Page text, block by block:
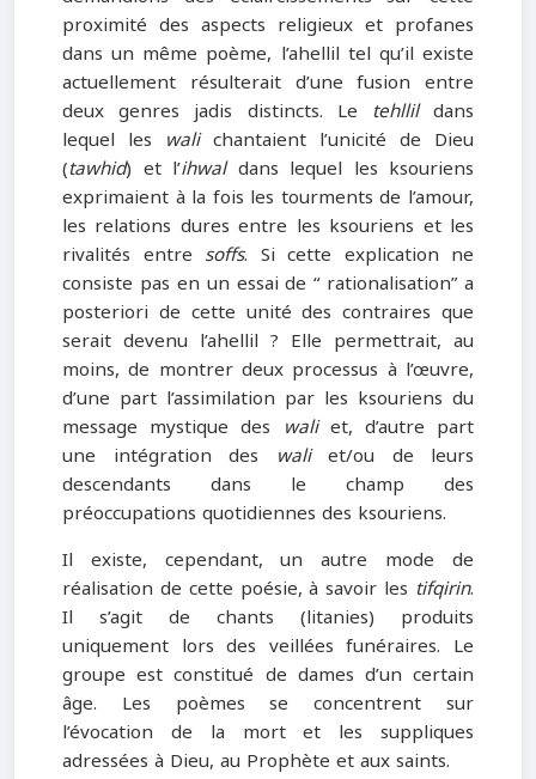
proximité des aspects religieux et profanes
dans un même poème, l’ahellil tel qu’il existe
actuellement résulterait d’une fusion entre
deux genres jadis distincts. Le tehllildans
lequel les walichantaient l’unicité de Dieu
(tawhid) et l’ihwal dans lequel les ksouriens
exprimaient à la fois les tourments de l’amour,
les relations dures entre les ksouriens et les
rivalités entre soffs. Si cette explication ne
consiste pas en un essai de “ rationalisation” a
posteriori de cette unité des contraires que
serait devenu l’ahellil ? Elle permettrait, au
moins, de montrer deux processus à l’œuvre,
d’une part l’assimilation par les ksouriens du
message mystique des waliet, d’autre part
une intégration des waliet/ou de leurs
descendants dans le champ des
préoccupations quotidiennes des ksouriens.
Il existe, cependant, un autre mode de
réalisation de cette poésie, à savoir les tifqirin.
Il s’agit de chants (litanies) produits
uniquement lors des veillées funéraires. Le
groupe est constitué de dames d’un certain
âge. Les poèmes se concentrent sur
l’évocation de la mort et les suppliques
adressées à Dieu, au Prophète et aux saints.